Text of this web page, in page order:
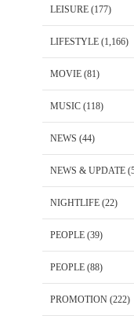
LEISURE (177)
LIFESTYLE (1,166)
MOVIE (81)
MUSIC (118)
NEWS (44)
NEWS & UPDATE
NIGHTLIFE (22)
PEOPLE (39)
PEOPLE (88)
PROMOTION (222)